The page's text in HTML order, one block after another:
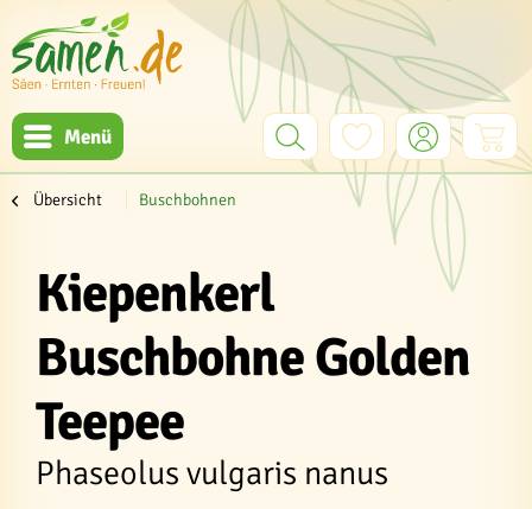
Menü
Übersicht Buschbohnen
Kiepenkerl
Buschbohne Golden
Teepee
Phaseolus vulgaris nanus